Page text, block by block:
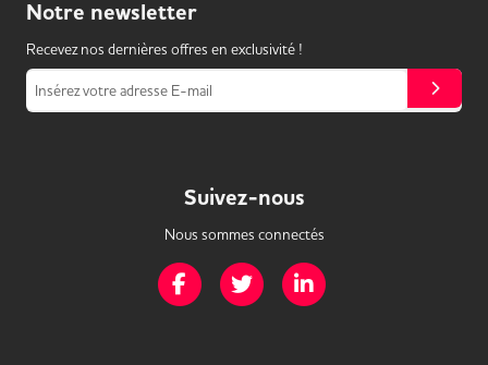
Notre newsletter
Recevez nos dernières offres en exclusivité !
Insérez votre adresse E-mail
Suivez-nous
Nous sommes connectés
Page Facebook de Mission Handicap
Page Twitter de Mission Handicap